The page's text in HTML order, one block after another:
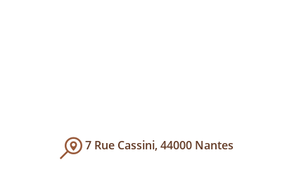
7 Rue Cassini, 44000 Nantes